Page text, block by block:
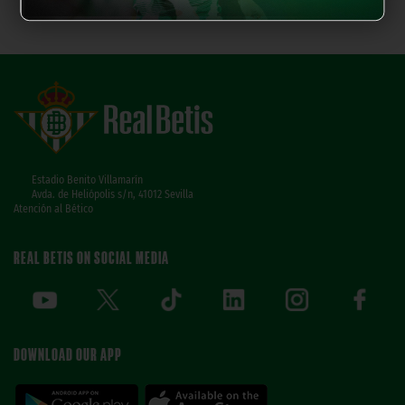
Estadio Benito Villamarín
Avda. de Heliópolis s/n, 41012 Sevilla
Atención al Bético
REAL BETIS ON SOCIAL MEDIA
DOWNLOAD OUR APP